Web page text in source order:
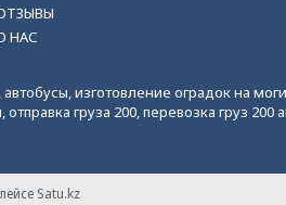
НАС
изготовление оградок на
груза 200, перевозка груз 200
Satu.kz